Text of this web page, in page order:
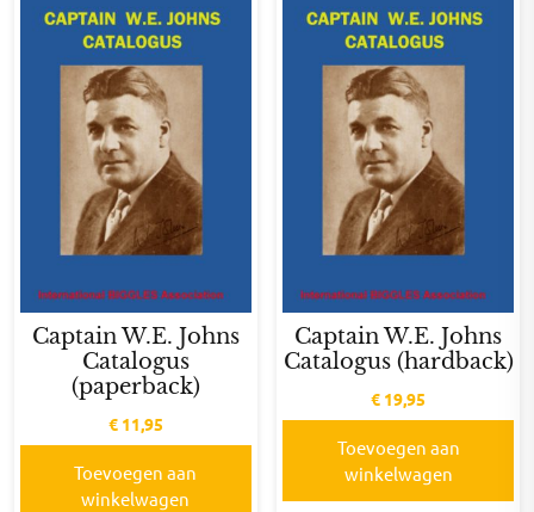
Captain W.E. Johns
Catalogus
(paperback)
€11,95
Toevoegen aan
winkelwagen
Captain W.E. Johns
Catalogus (hardback)
€ 19,95
Toevoegen aan
winkelwagen